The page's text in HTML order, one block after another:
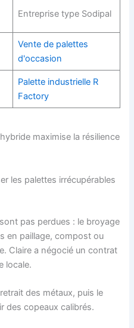
Entreprise type Sodipal
Vente de palettes
d'occasion
Palette industrielle R
Factory
maximise la résilience
les palettes irrécupérables
pas perdues : le broyage
en paillage, compost ou
Claire a négocié un contrat
locale.
des métaux, puis le
des copeaux calibrés.